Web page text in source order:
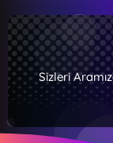
Sizleri